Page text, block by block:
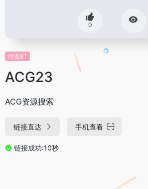
0
动漫BT
ACG23
ACG资源搜索
链接直达 手机查看
链接成功:10秒